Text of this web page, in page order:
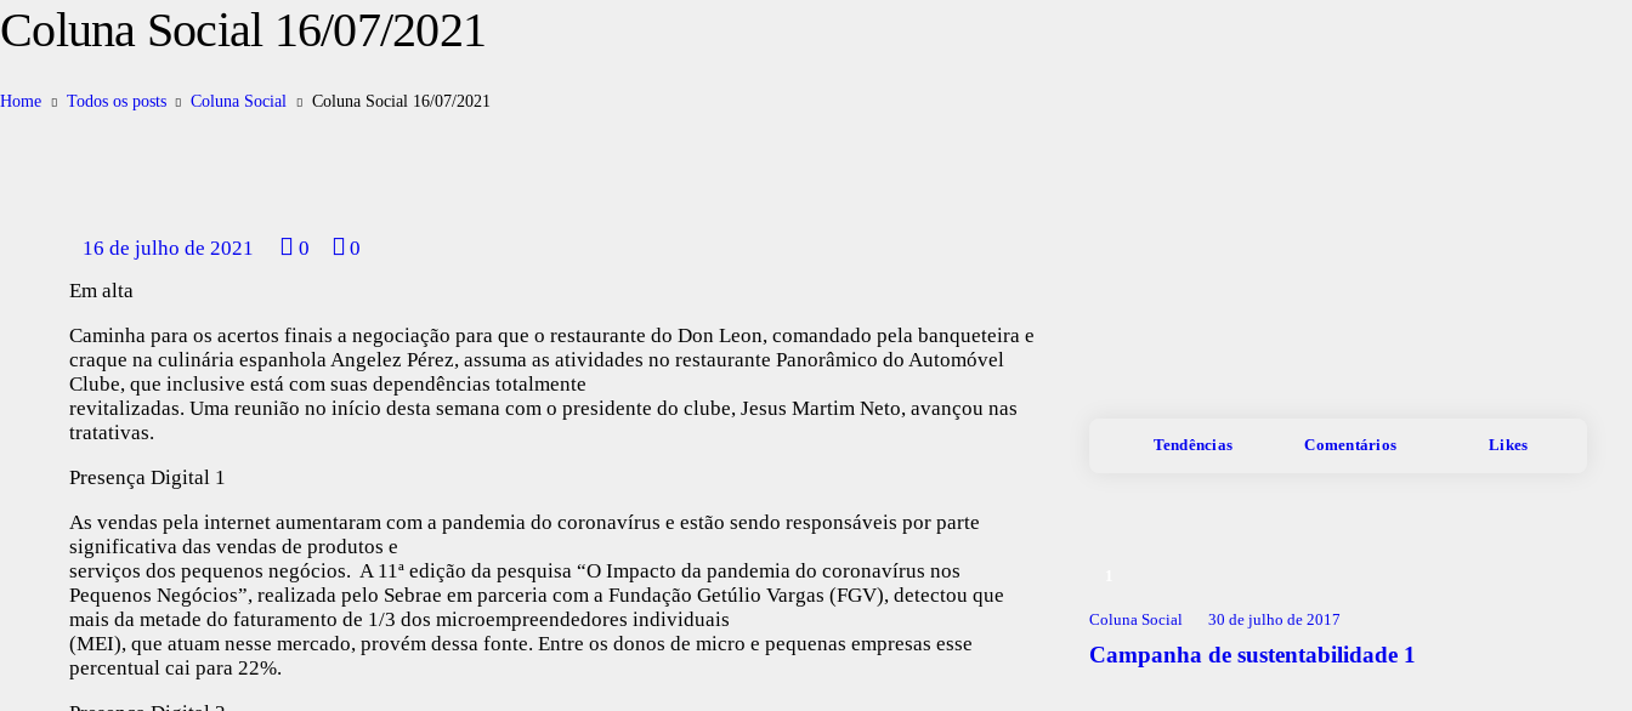
Coluna Social 16/07/2021
Home Todos os posts Coluna Social Coluna Social 16/07/2021
16 de julho de 2021 0
0
Em alta
Caminha para os acertos finais a negociação para que o restaurante do Don Leon, comandado pela banqueteira e
craque na culinária espanhola Angelez Pérez, assuma as atividades no restaurante Panorâmico do Automóvel
Clube, que inclusive está com suas dependências totalmente
revitalizadas. Uma reunião no início desta semana com o presidente do clube, Jesus Martim Neto, avançou nas
tratativas.
Presença Digital 1
As vendas pela internet aumentaram com a pandemia do coronavírus e estão sendo responsáveis por parte
significativa das vendas de produtos e
serviços dos pequenos negócios. A 11ª edição da pesquisa “O Impacto da pandemia do coronavírus nos
Pequenos Negócios”, realizada pelo Sebrae em parceria com a Fundação Getúlio Vargas (FGV), detectou que
mais da metade do faturamento de 1/3 dos microempreendedores individuais
(MEI), que atuam nesse mercado, provém dessa fonte. Entre os donos de micro e pequenas empresas esse
percentual cai para 22%.
Tendências Comentários Likes
Coluna Social 30 de julho de 2017
Campanha de sustentabilidade 1